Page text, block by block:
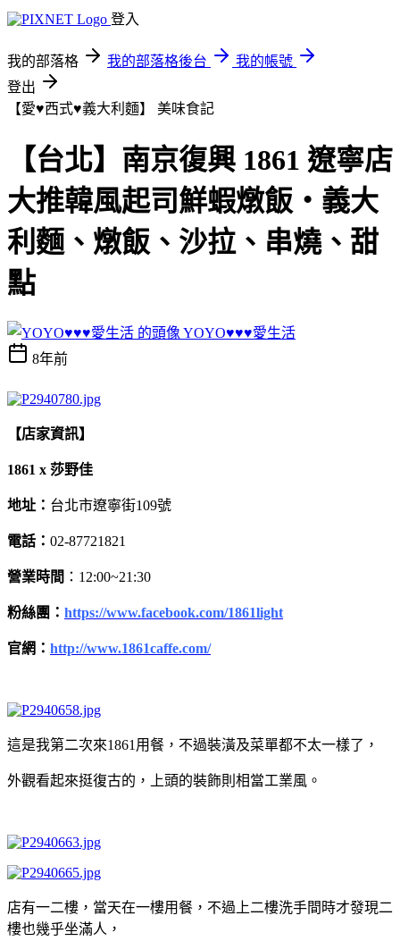
登入
我的部落格 我的部落格後台
我的帳號
登出
【愛♥西式♥義大利麵】 美味食記
【台北】南京復興 1861 遼寧店
大推韓風起司鮮蝦燉飯‧義大
利麵、燉飯、沙拉、串燒、甜
點
YOYO♥♥♥愛生活
8年前
【店家資訊】
1861 x 莎野佳
地址： 台北市遼寧街109號
電話： 02-87721821
營業時間 ：12:00~21:30
粉絲團： https://www.facebook.com/1861light
官網： http://www.1861caffe.com/
這是我第二次來1861用餐，不過裝潢及菜單都不太一樣了，
外觀看起來挺復古的，上頭的裝飾則相當工業風。
店有一二樓，當天在一樓用餐，不過上二樓洗手間時才發現二
樓也幾乎坐滿人，